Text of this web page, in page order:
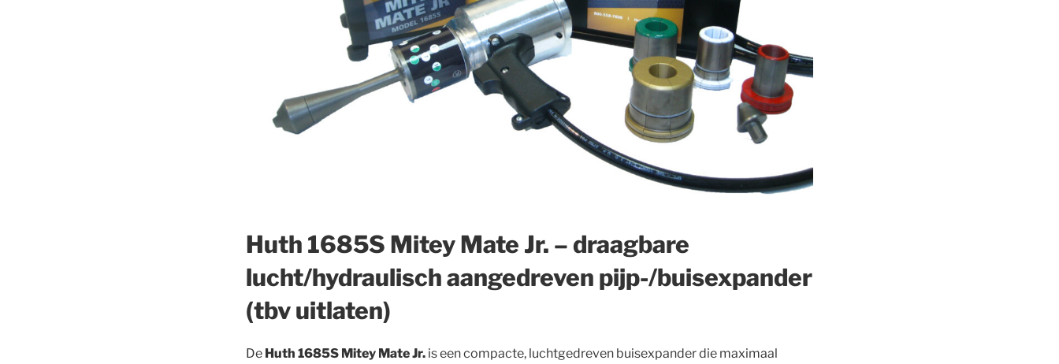
Huth 1685S Mitey Mate Jr. – draagbare
lucht/hydraulisch aangedreven pijp-/buisexpander
(tbv uitlaten)
De Huth 1685S Mitey Mate Jr. is een compacte, luchtgedreven buisexpander die maximaal